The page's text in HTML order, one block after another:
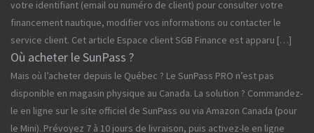
votre identifiant (email ou numéro de client) pour consulter votre
financement nautique, modifier vos informations ou contacter le
service client. Cet article Espace client SGB Finance est apparu […]
Où acheter le SunPass ?
Mais où l’acheter depuis le Québec ? Le SunPass PRO n’est pas
disponible en magasin physique au Canada. La solution ? Commandez-
le en ligne sur le site officiel de SunPass ou via Amazon Canada (pour
le Mini). Prévoyez 7 à 10 jours de livraison, puis activez-le en ligne